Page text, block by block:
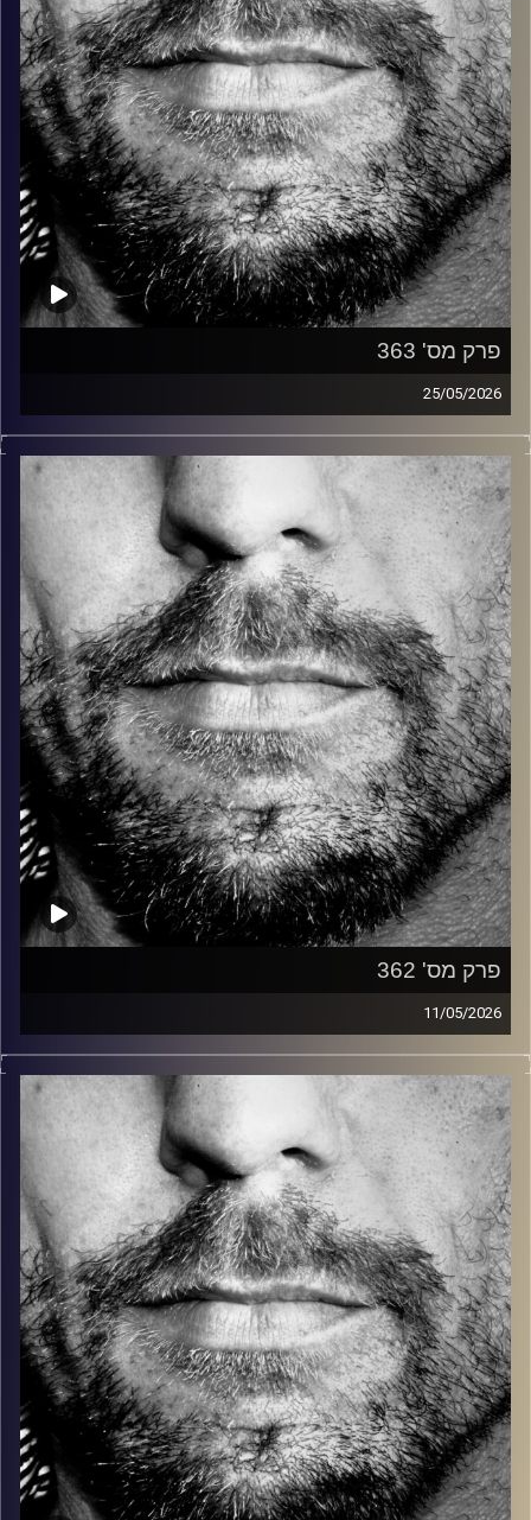
פרק מס' 363
25/05/2026
זיפים, מוזיקה מחוספסת של הופעות חיות. הרבה ג'אם, רוק,
בלוז, bluegrass, ג'אז, Fאנק, פרוגרסיב ואפילו אלקטרוניקה.
כל מה שחי, אמיתי ונושם.
עם שמוליק רגב.
קרדיט תמונות: David Goehring
פרק מס' 362
11/05/2026
זיפים, מוזיקה מחוספסת של הופעות חיות. הרבה ג'אם, רוק,
בלוז, bluegrass, ג'אז, Fאנק, פרוגרסיב ואפילו אלקטרוניקה.
כל מה שחי, אמיתי ונושם.
עם שמוליק רגב.
קרדיט תמונות: David Goehring